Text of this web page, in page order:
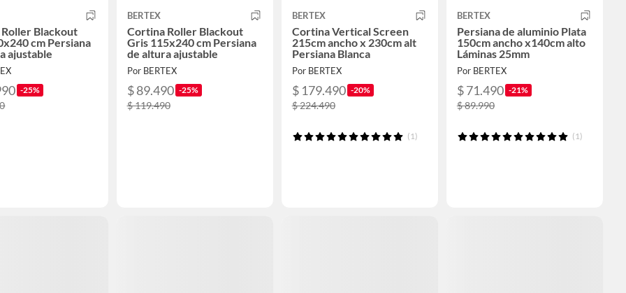
Blackout
cm Persiana
ajustable
-25%
BERTEX
Cortina Roller Blackout
Gris 115x240 cm Persiana
de altura ajustable
Por BERTEX
$ 89.490 -25%
$ 119.490
BERTEX
Cortina Vertical Screen
215cm ancho x 230cm alt
Persiana Blanca
Por BERTEX
$ 179.490 -20%
$ 224.490
(1)
BERTEX
Persiana de aluminio Plata
150cm ancho x140cm alto
Láminas 25mm
Por BERTEX
$ 71.490 -21%
$ 89.990
(1)